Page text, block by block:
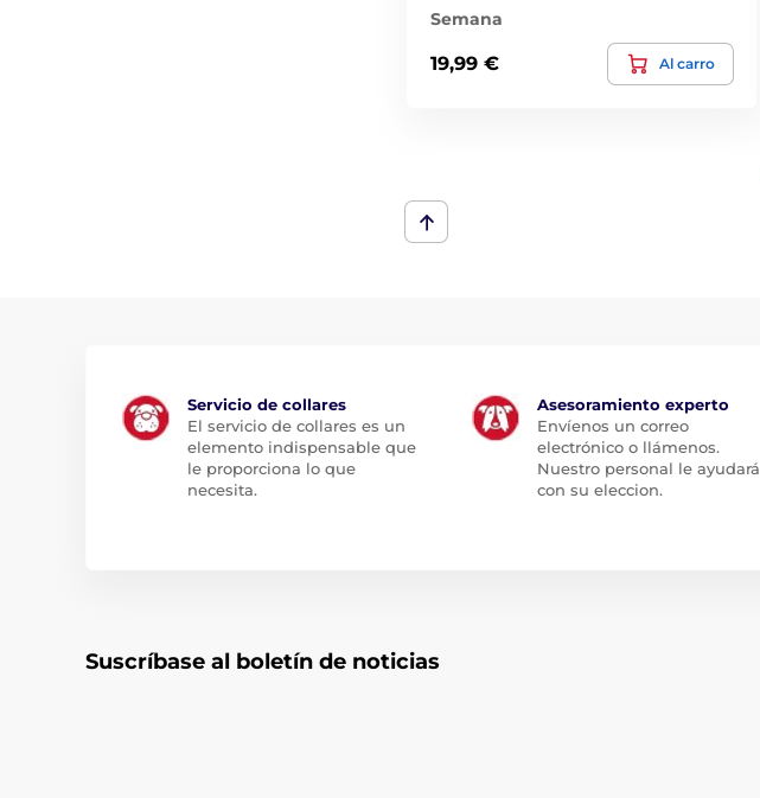
Semana
19,99 € Al carro
Servicio de collares
El servicio de collares es un
elemento indispensable que
le proporciona lo que
necesita.
Asesoramiento experto
Envíenos un correo
electrónico o llámenos.
Nuestro personal le ayudará
con su eleccion.
Suscríbase al boletín de noticias